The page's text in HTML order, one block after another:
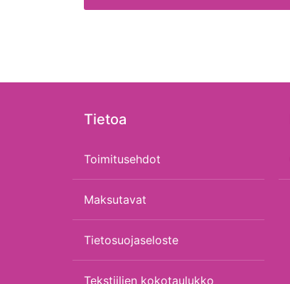
Tietoa
Toimitusehdot
Maksutavat
Tietosuojaseloste
Tekstiilien kokotaulukko